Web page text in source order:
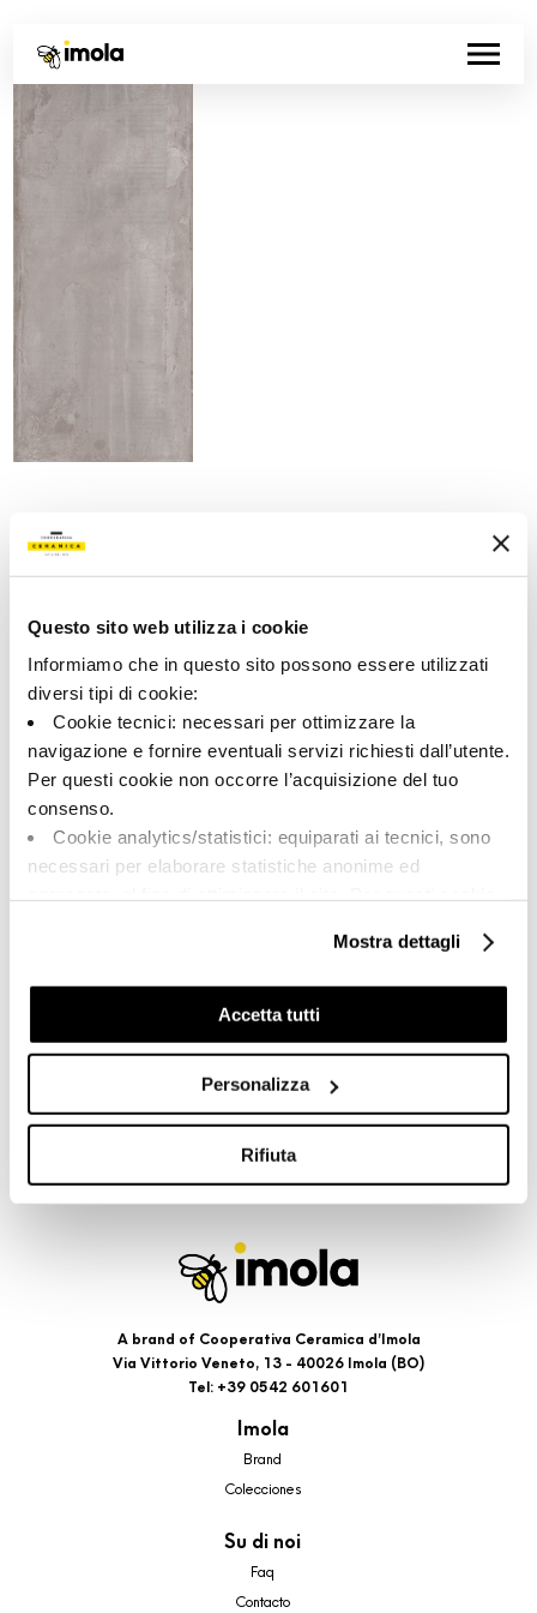
Questo sito web utilizza i cookie
Informiamo che in questo sito possono essere utilizzati
diversi tipi di cookie:
Cookie tecnici: necessari per ottimizzare la
navigazione e fornire eventuali servizi richiesti dall’utente.
Per questi cookie non occorre l’acquisizione del tuo
consenso.
Cookie analytics/statistici: equiparati ai tecnici, sono
necessari per elaborare statistiche anonime ed
Cookie di profilazione/marketing: sono utilizzati, solo
previo tuo consenso, per esaminare le tue abitudini di
navigazione e mostrarti quindi avvisi pubblicitari mirati, in
linea con le tue preferenze.
cookie di profilazione, selezionando uno dei bottoni sotto
riportati. Puoi avere maggiori dettagli visionando
l’Informativa estesa cookie. La chiusura del presente
banner comporterà il permanere dei soli cookie tecnici ed
comunque modificare le tue scelte in qualsiasi momento,
accedendo al link presente nel footer.
Mostra dettagli
Accetta tutti
Personalizza
Rifiuta
188455 | TUBE6 278G RM
Colección
00682
Gris
Tipo:
Fondo
Formato:
matt
Aspecto de la superficie:
opaco
Destonalización:
Share:
A brand of Cooperativa Ceramica d’Imola
Via Vittorio Veneto, 13 - 40026 Imola (BO)
Tel: +39 0542 601601
Imola
Brand
Colecciones
Su di noi
Faq
Contacto